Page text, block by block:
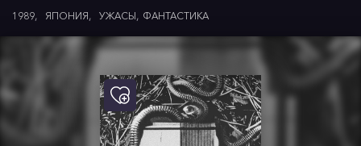
1989 ЯПОНИЯ УЖАСЫ ФАНТАСТИКА